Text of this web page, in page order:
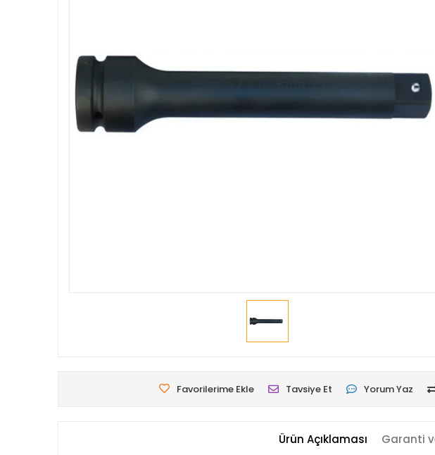
Favorilerime Ekle Tavsiye Et Yorum Yaz
Ürün Açıklaması Garanti